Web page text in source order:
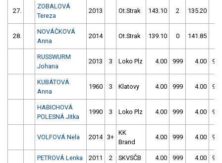
27.
ZOBALOVÁ
Tereza
2013 Ot.Strak 143.10 2 135.20
28.
NOVÁČKOVÁ
Anna
2014 Ot.Strak 139.10 0 141.85
RUSSWURM
Johana
2013 3 Loko Plz 4.00 999 4.00 999
KUBÁTOVÁ
Anna
1960 3 Klatovy 4.00 999 4.00 999
HABICHOVÁ
POLESNÁ Jitka
1990 3 Loko Plz 4.00 999 4.00 999
VOLFOVÁ Nela 2014 3+
KK
Brand
4.00 999 4.00 999
PETROVÁ Lenka 2011 2 SKVSČB 4.00 999 4.00 999